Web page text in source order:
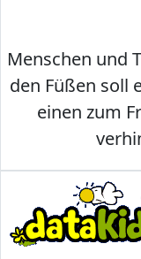
Menschen und
den Füßen soll
einen zum